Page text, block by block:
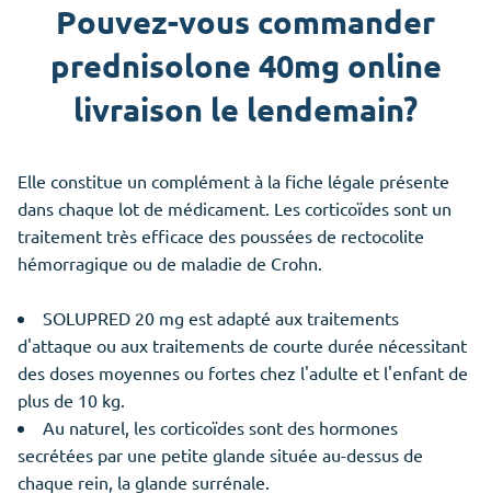
Pouvez-vous commander
prednisolone 40mg online
livraison le lendemain?
Elle constitue un complément à la fiche légale présente
dans chaque lot de médicament. Les corticoïdes sont un
traitement très efficace des poussées de rectocolite
hémorragique ou de maladie de Crohn.
SOLUPRED 20 mg est adapté aux traitements
d'attaque ou aux traitements de courte durée nécessitant
des doses moyennes ou fortes chez l'adulte et l'enfant de
plus de 10 kg.
Au naturel, les corticoïdes sont des hormones
secrétées par une petite glande située au-dessus de
chaque rein, la glande surrénale.